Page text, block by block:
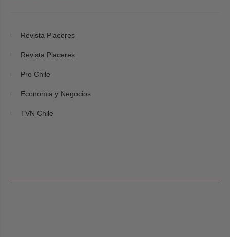
Revista Placeres
Revista Placeres
Pro Chile
Economia y Negocios
TVN Chile